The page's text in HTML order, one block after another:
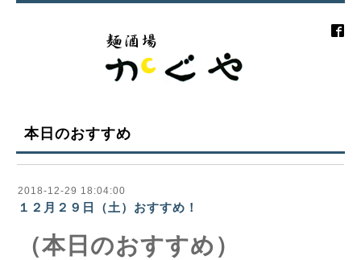
本日のおすすめ
2018-12-29 18:04:00
１２月２９日（土）おすすめ！
（本日のおすすめ）